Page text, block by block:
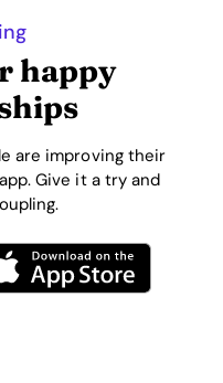
happy
are improving their
Give it a try and